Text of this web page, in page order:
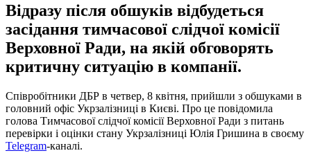
Відразу після обшуків відбудеться
засідання тимчасової слідчої комісії
Верховної Ради, на якій обговорять
критичну ситуацію в компанії.
Співробітники ДБР в четвер, 8 квітня, прийшли з обшуками в
головний офіс Укрзалізниці в Києві. Про це повідомила
голова Тимчасової слідчої комісії Верховної Ради з питань
перевірки і оцінки стану Укрзалізниці Юлія Гришина в своєму
Telegram-каналі.